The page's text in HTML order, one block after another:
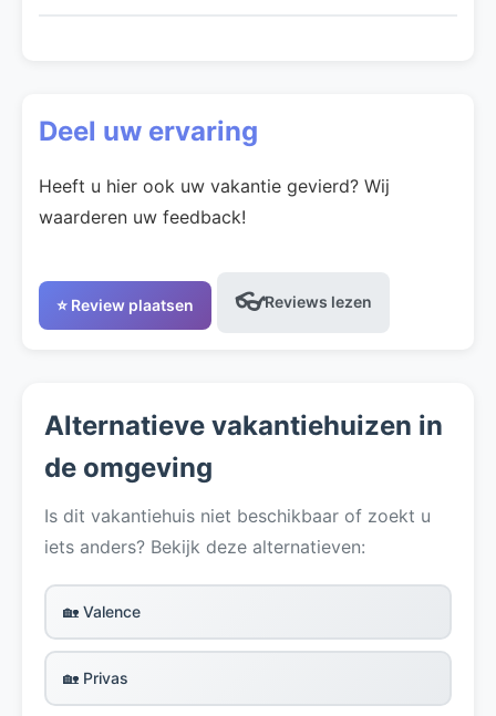
Deel uw ervaring
Heeft u hier ook uw vakantie gevierd? Wij
waarderen uw feedback!
⭐ Review plaatsen 👓Reviews lezen
Alternatieve vakantiehuizen in
de omgeving
Is dit vakantiehuis niet beschikbaar of zoekt u
iets anders? Bekijk deze alternatieven:
🏡 Valence
🏡 Privas